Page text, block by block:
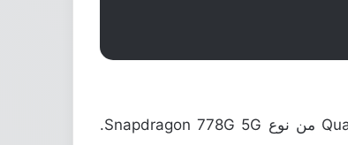
وفقًا للسيد مينغ ، سيكون هاتف Honor 50 واحدًا من أوائل الهواتف الذكية التجارية التي تعمل بأحدث معالج Qualcomm من نوع Snapdragon 778G 5G.